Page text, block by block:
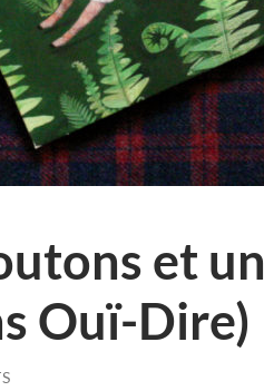
et un
Ouï-Dire)